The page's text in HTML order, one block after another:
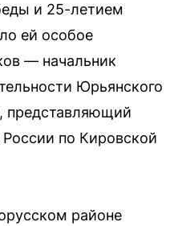
и 25-летием
ей особое
— начальник
Юрьянского
представляющий
по Кировской
районе